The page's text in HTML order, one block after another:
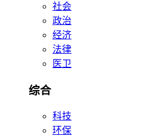
社会
政治
经济
法律
医卫
综合
科技
环保